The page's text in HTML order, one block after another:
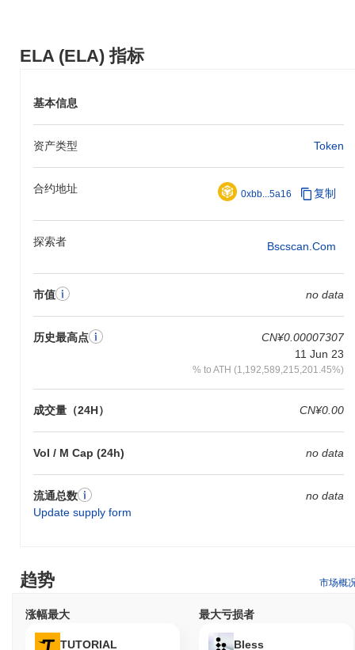
ELA (ELA) 指标
基本信息
资产类型 Token
合约地址 0xbb...5a16 复制
探索者 Bscscan.com
市值 no data
历史最高点
CN¥0.00007307
11 Jun 23
% to ATH (1,192,589,215,201.45%)
成交量（24H） CN¥0.00
Vol / M Cap (24h) no data
流通总数
Update supply form
no data
趋势 市场概
涨幅最大
TUTORIAL
最大亏损者
Bless